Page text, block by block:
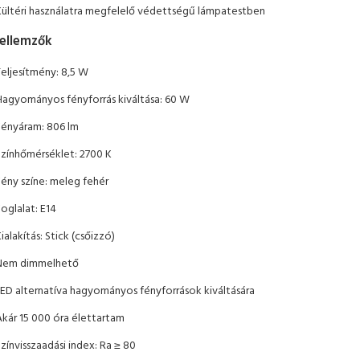
használatra megfelelő védettségű lámpatestben
8,5 W
fényforrás kiváltása: 60 W
806 lm
2700 K
színe: meleg fehér
E14
Stick (csőizzó)
dimmelhető
alternatíva hagyományos fényforrások kiváltására
15 000 óra élettartam
index: Ra ≥ 80